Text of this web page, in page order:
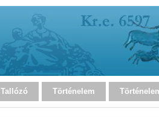
Tallózó Történelem